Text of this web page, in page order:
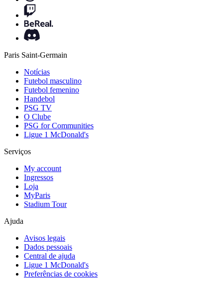
Paris Saint-Germain
Notícias
Futebol masculino
Futebol femenino
Handebol
PSG TV
O Clube
PSG for Communities
Ligue 1 McDonald's
Serviços
My account
Ingressos
Loja
MyParis
Stadium Tour
Ajuda
Avisos legais
Dados pessoais
Central de ajuda
Ligue 1 McDonald's
Preferências de cookies